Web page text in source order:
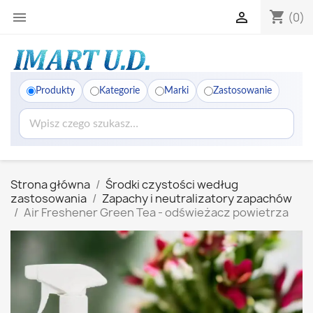
 shopping_cart (0)

Produkty Kategorie Marki Zastosowanie
Strona główna
Środki czystości według
zastosowania
Zapachy i neutralizatory zapachów
Air Freshener Green Tea - odświeżacz powietrza